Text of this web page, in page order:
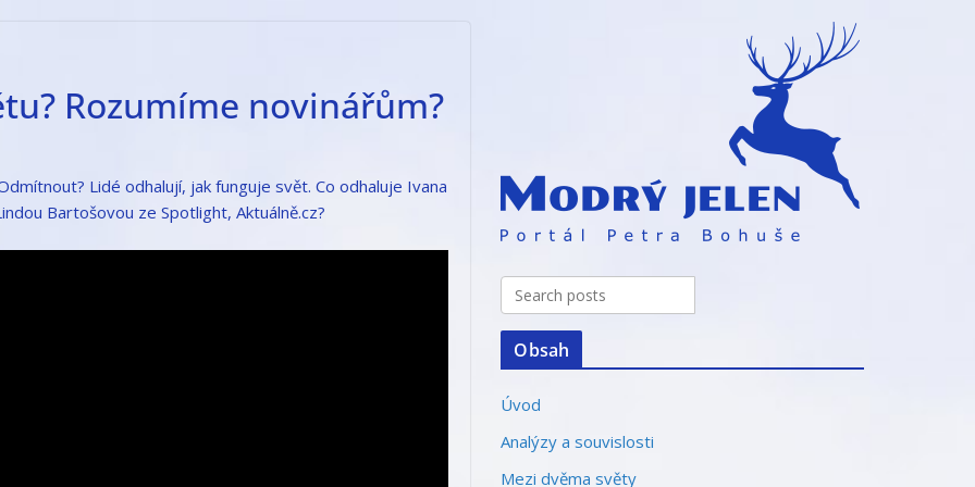
Rozumíme novinářům?
Lidé odhalují, jak funguje svět. Co odhaluje Ivana
Bartošovou ze Spotlight, Aktuálně.cz?
Obsah
Úvod
Analýzy a souvislosti
Mezi dvěma světy